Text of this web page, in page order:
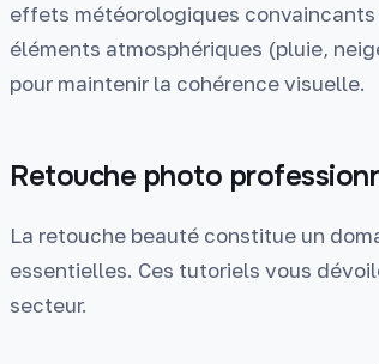
effets météorologiques
éléments atmosphériques (pluie,
pour maintenir la cohérence visuelle.
Retouche photo
La retouche beauté constitue un
essentielles. Ces tutoriels vous
secteur.